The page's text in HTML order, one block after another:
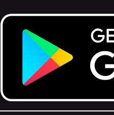
Get it on Google Play.